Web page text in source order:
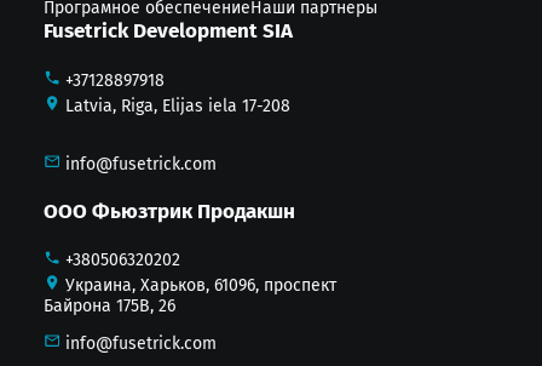
Програмное обеспечениеНаши партнеры
Fusetrick Development SIA
+37128897918
Latvia, Riga, Elijas iela 17-208
info@fusetrick.com
ООО Фьюзтрик Продакшн
+380506320202
Украина, Харьков, 61096, проспект
Байрона 175В, 26
info@fusetrick.com